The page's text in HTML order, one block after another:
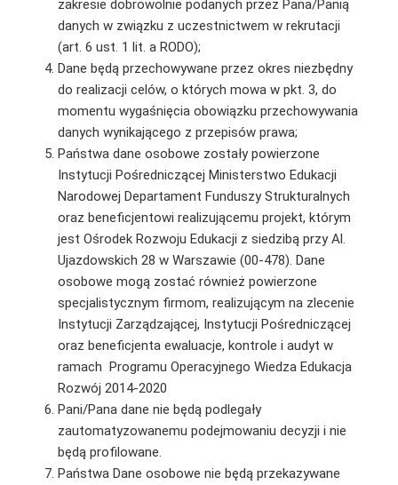
zakresie dobrowolnie podanych przez Pana/Panią
danych w związku z uczestnictwem w rekrutacji
(art. 6 ust. 1 lit. a RODO);
Dane będą przechowywane przez okres niezbędny
do realizacji celów, o których mowa w pkt. 3, do
momentu wygaśnięcia obowiązku przechowywania
danych wynikającego z przepisów prawa;
Państwa dane osobowe zostały powierzone
Instytucji Pośredniczącej Ministerstwo Edukacji
Narodowej Departament Funduszy Strukturalnych
oraz beneficjentowi realizującemu projekt, którym
jest Ośrodek Rozwoju Edukacji z siedzibą przy Al.
Ujazdowskich 28 w Warszawie (00-478). Dane
osobowe mogą zostać również powierzone
specjalistycznym firmom, realizującym na zlecenie
Instytucji Zarządzającej, Instytucji Pośredniczącej
oraz beneficjenta ewaluacje, kontrole i audyt w
ramach Programu Operacyjnego Wiedza Edukacja
Rozwój 2014-2020
Pani/Pana dane nie będą podlegały
zautomatyzowanemu podejmowaniu decyzji i nie
będą profilowane.
Państwa Dane osobowe nie będą przekazywane